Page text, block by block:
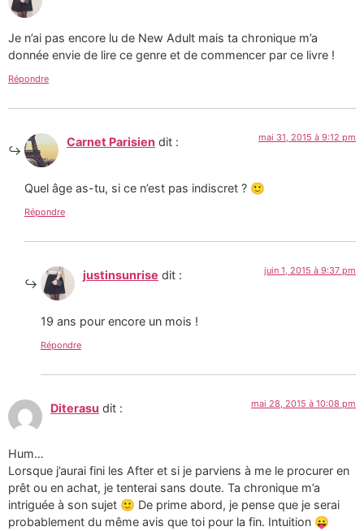
Je n’ai pas encore lu de New Adult mais ta chronique m’a
donnée envie de lire ce genre et de commencer par ce livre !
Répondre
Carnet Parisien dit : mai 31, 2015 à 9:12 pm
Quel âge as-tu, si ce n’est pas indiscret ? 🙂
Répondre
justinsunrise dit : juin 1, 2015 à 9:37 pm
19 ans pour encore un mois !
Répondre
Diterasu dit : mai 28, 2015 à 10:08 pm
Hum…
Lorsque j’aurai fini les After et si je parviens à me le procurer en
prêt ou en achat, je tenterai sans doute. Ta chronique m’a
intriguée à son sujet 🙂 De prime abord, je pense que je serai
probablement du même avis que toi pour la fin. Intuition 😛